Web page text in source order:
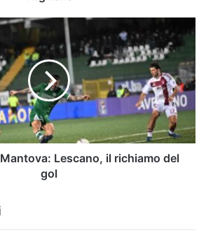
Lescano, il richiamo del
gol